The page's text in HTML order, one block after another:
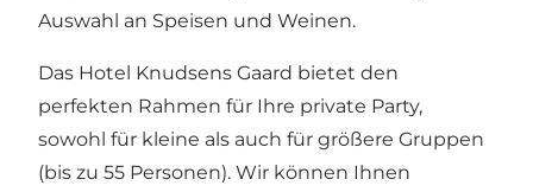
Auswahl an Speisen und Weinen.
Das Hotel Knudsens Gaard bietet den
perfekten Rahmen für Ihre private Party,
sowohl für kleine als auch für größere Gruppen
(bis zu 55 Personen). Wir können Ihnen